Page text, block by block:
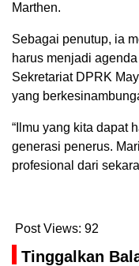
Marthen.
Sebagai penutup, ia
harus menjadi
Sekretariat DPRK
yang
“Ilmu yang kita dapat
generasi penerus.
profesional dari
Post Views: 92
Tinggalkan